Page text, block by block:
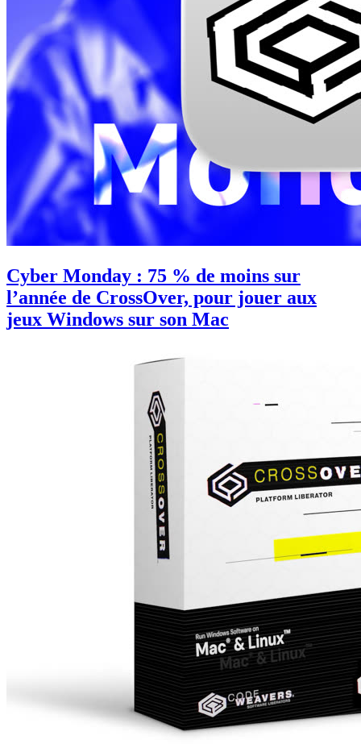
Cyber Monday : 75 % de moins sur
l’année de CrossOver, pour jouer aux
jeux Windows sur son Mac